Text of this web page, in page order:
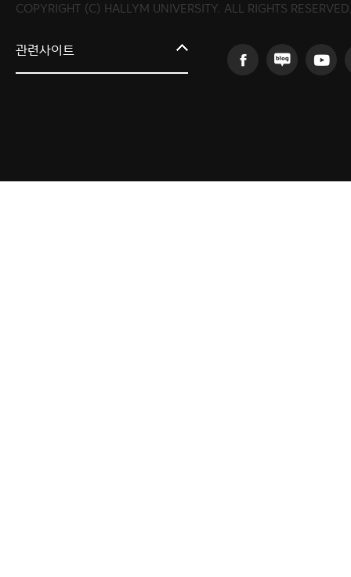
COPYRIGHT (C) HALLYM UNIVERSITY. ALL RIGHTS
관련사이트
커뮤니티교육원